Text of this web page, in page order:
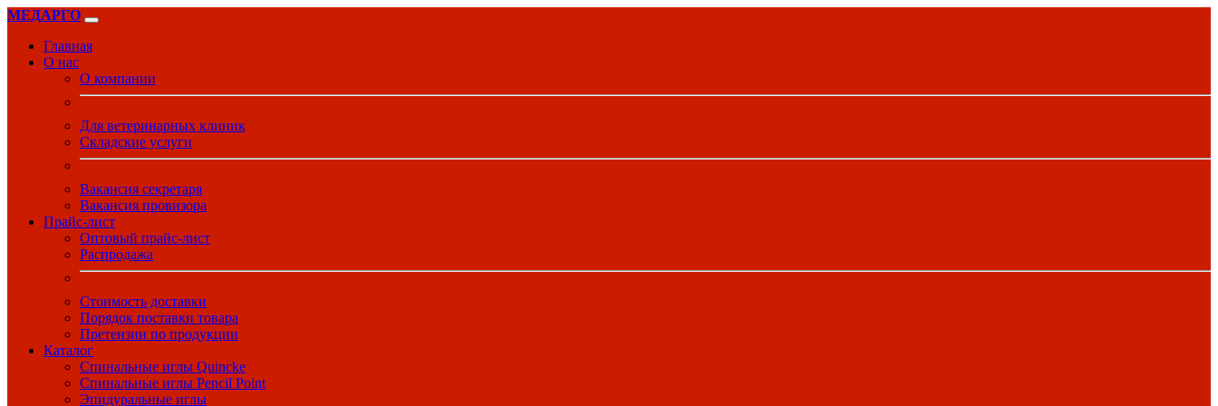
МЕДАРГО
Главная
О нас
О компании
Для ветеринарных клиник
Складские услуги
Вакансия секретаря
Вакансия провизора
Прайс-лист
Оптовый прайс-лист
Распродажа
Стоимость доставки
Порядок поставки товара
Претензии по продукции
Каталог
Спинальные иглы Quincke
Спинальные иглы Pencil Point
Эпидуральные иглы